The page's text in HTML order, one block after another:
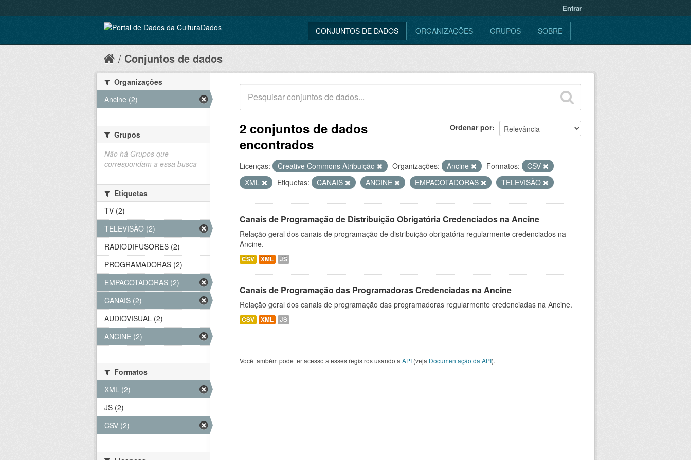
Entrar
CONJUNTOS DE DADOS ORGANIZAÇÕES GRUPOS SOBRE
Conjuntos de dados
Ordenar por
2 conjuntos de dados
encontrados
Licenças: Creative Commons Atribuição Organizações: Ancine Formatos:
CSV
XML
Etiquetas: CANAIS ANCINE EMPACOTADORAS TELEVISÃO
Canais de Programação de Distribuição Obrigatória Credenciados na Ancine
Relação geral dos canais de programação de distribuição obrigatória regularmente credenciados na
Ancine.
CSV XML JS
Canais de Programação das Programadoras Credenciadas na Ancine
Relação geral dos canais de programação das programadoras regularmente credenciadas na Ancine.
CSV XML JS
Você também pode ter acesso a esses registros usando a API (veja Documentação da API).
Organizações
Ancine (2)
Grupos
Não há Grupos que
correspondam a essa busca
Etiquetas
TV (2)
TELEVISÃO (2)
RADIODIFUSORES (2)
PROGRAMADORAS (2)
EMPACOTADORAS (2)
CANAIS (2)
AUDIOVISUAL (2)
ANCINE (2)
Formatos
XML (2)
JS (2)
CSV (2)